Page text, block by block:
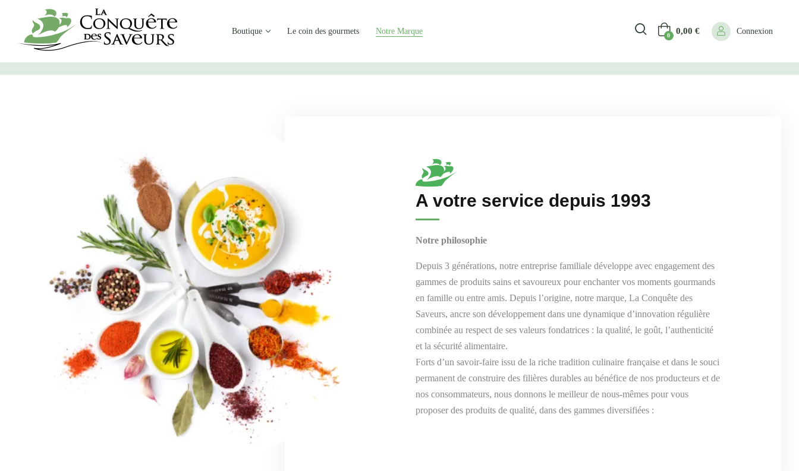
Boutique Le coin des gourmets Notre Marque 0 0,00 € Connexion
A votre service depuis 1993
Notre philosophie
Depuis 3 générations, notre entreprise familiale développe avec engagement des
gammes de produits sains et savoureux pour enchanter vos moments gourmands
en famille ou entre amis. Depuis l’origine, notre marque, La Conquête des
Saveurs, ancre son développement dans une dynamique d’innovation régulière
combinée au respect de ses valeurs fondatrices : la qualité, le goût, l’authenticité
et la sécurité alimentaire.
Forts d’un savoir-faire issu de la riche tradition culinaire française et dans le souci
permanent de construire des filières durables au bénéfice de nos producteurs et de
nos consommateurs, nous donnons le meilleur de nous-mêmes pour vous
proposer des produits de qualité, dans des gammes diversifiées :